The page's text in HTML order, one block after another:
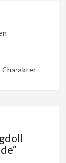
Charakter
“